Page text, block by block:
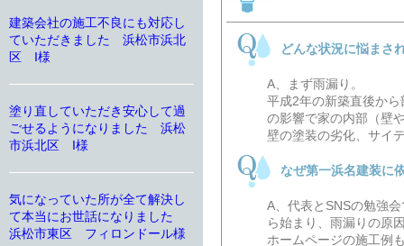
どんな状況に悩まさ
A、まず雨漏り。
平成2年の新築直後か
の影響で家の内部（壁
壁の塗装の劣化、サイ
なぜ第一浜名建装に
A、代表とSNSの勉強
ら始まり、雨漏りの原
ホームページの施工例
建築会社の施工不良にも対応し
ていただきました 浜松市浜北
区 I様
塗り直していただき安心して過
ごせるようになりました 浜松
市浜北区 I様
気になっていた所が全て解決し
て本当にお世話になりました
浜松市東区 フィロンドール様